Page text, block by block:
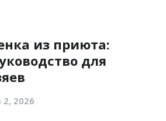
из приюта:
для
2026